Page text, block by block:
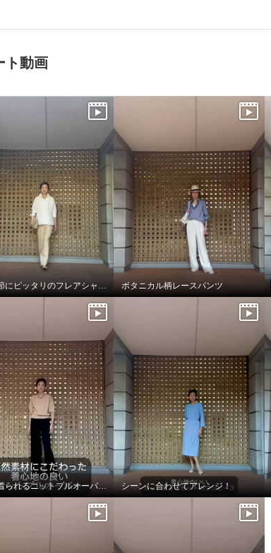
ト動画
この季節にピッタリのフレアシャツブラウス ボタニカル柄レースパンツ
今すぐ着られるニットプルオーバー！ シーンに合わせてアレンジ！